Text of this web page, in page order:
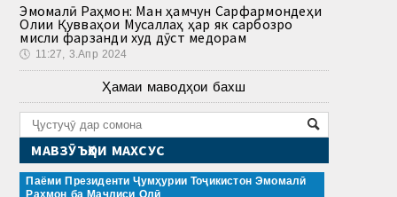
Эмомалӣ Раҳмон: Ман ҳамчун Сарфармондеҳи
Олии Қувваҳои Мусаллаҳ ҳар як сарбозро
мисли фарзанди худ дӯст медорам
🕔 11:27, 3.Апр 2024
Ҳамаи маводҳои бахш
МАВЗӮЪҲОИ МАХСУС
Паёми Президенти Ҷумҳурии Тоҷикистон Эмомалӣ
Раҳмон ба Маҷлиси Олӣ